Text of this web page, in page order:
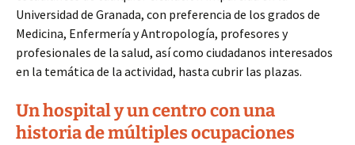
Universidad de Granada, con preferencia de los grados de
Medicina, Enfermería y Antropología, profesores y
profesionales de la salud, así como ciudadanos interesados
en la temática de la actividad, hasta cubrir las plazas.
Un hospital y un centro con una
historia de múltiples ocupaciones